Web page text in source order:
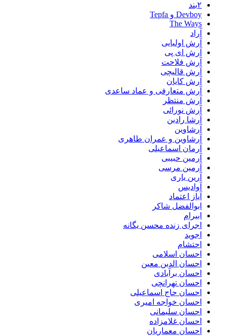
۲بند
Devboy و Tepfa
The Ways
آراد
آرش اولیایی
آرش ای پی
آرش فلاحت
آرش قالیچی
آرش کایان
آرش متعارفی و عماد ساعدی
آرش منتظر
آرش نورائی
آرشا رادین
آرشاوین
آرشاوین و عمران طاهری
آرمان اسماعیلی
آرمین حبیبی
آرمین مرسی
آرین یاری
آوادیس
آیاز اعتماد
ابوالفضل شاکر
ابیرام
اجرای زنده محسن یگانه
اجوید
احتشام
احسان اسلامی
احسان الدین معین
احسان برآبادی
احسان تهرانچی
احسان حاج اسماعیلی
احسان خواجه امیری
احسان سلیمانی
احسان غلامزاده
احسان معماریان